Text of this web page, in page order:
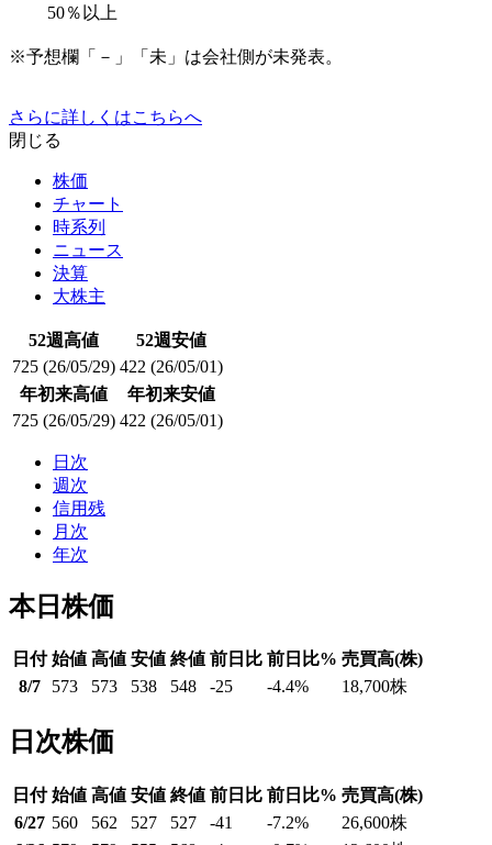
50％以上
※予想欄「－」「未」は会社側が未発表。
さらに詳しくはこちらへ
閉じる
株価
チャート
時系列
ニュース
決算
大株主
52週高値
52週安値
725 (26/05/29) 422 (26/05/01)
年初来高値
年初来安値
725 (26/05/29) 422 (26/05/01)
日次
週次
信用残
月次
年次
本日株価
日付 始値 高値 安値 終値 前日比 前日比% 売買高(株)
8/7
573 573 538 548 -25 -4.4% 18,700株
日次株価
日付 始値 高値 安値 終値 前日比 前日比% 売買高(株)
6/27 560 562 527 527 -41 -7.2% 26,600株